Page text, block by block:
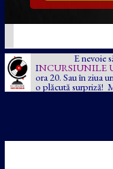
E nevoie
INCURSIUNILE
ora 20. Sau în ziua
o plăcută surpriză!